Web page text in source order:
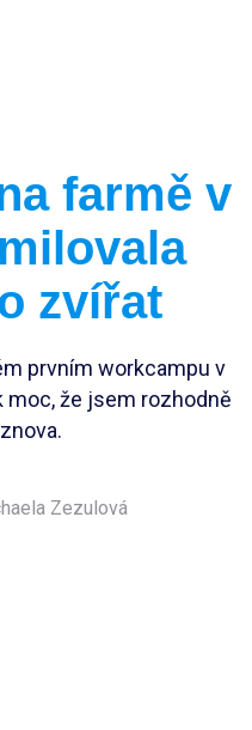
farmě v
zvířat
prvním workcampu v
moc, že jsem rozhodně
Zezulová